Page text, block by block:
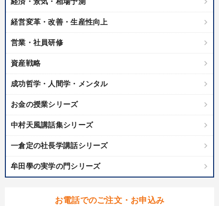
両利きの経営 大竹愼一
※「更新」を押すと「テーマ」「キーワード」を更新いただけます。
ondemand_video 経営音声・動画を探す refresh 更新する
全国経営者セミナー収録物以外の経営教材（全762タイトル）からお探
しいただけます
カテゴリー
【最新刊】時代を超える経営150の言葉＋社長のスピーチ・話材
経営変革・改善・生産性向上
営業・社員研修
資産戦略
成功哲学・人間学・メンタル
お金の授業シリーズ
中村天風講話集シリーズ
一倉定の社長学講話シリーズ
牟田學の実学の門シリーズ
お電話でのご注文・お申込み